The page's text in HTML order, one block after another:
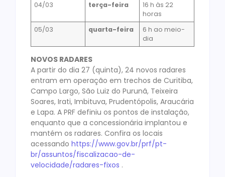
04/03
terça-feira
16 h às 22
horas
05/03
quarta-feira
6 h ao meio-
dia
NOVOS RADARES
A partir do dia 27 (quinta), 24 novos radares
entram em operação em trechos de Curitiba,
Campo Largo, São Luiz do Purunã, Teixeira
Soares, Irati, Imbituva, Prudentópolis, Araucária
e Lapa. A PRF definiu os pontos de instalação,
enquanto que a concessionária implantou e
mantém os radares. Confira os locais
acessando https://www.gov.br/prf/pt-
br/assuntos/fiscalizacao-de-
velocidade/radares-fixos .